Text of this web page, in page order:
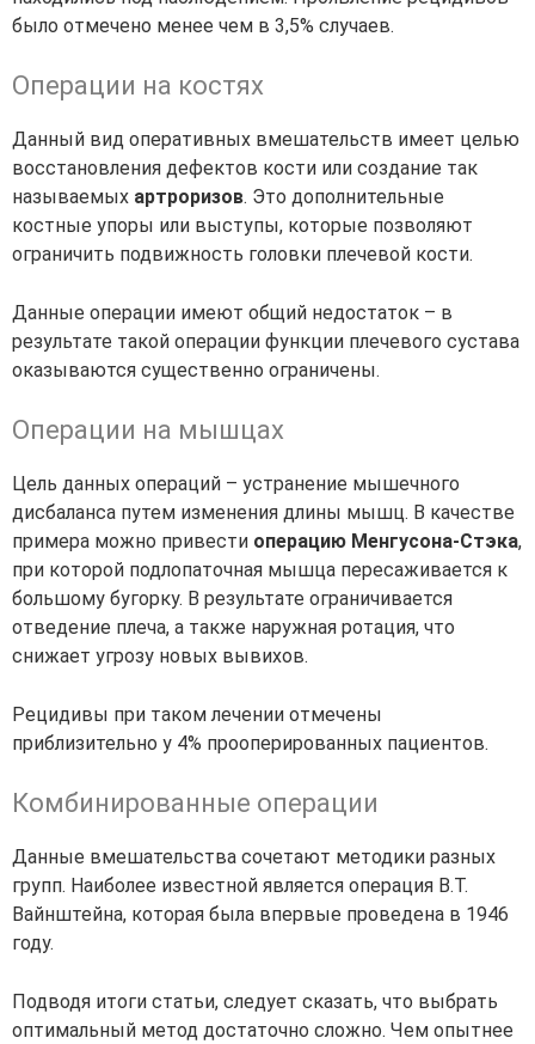
было отмечено менее чем в 3,5% случаев.
Операции на костях
Данный вид оперативных вмешательств имеет целью
восстановления дефектов кости или создание так
называемых артроризов. Это дополнительные
костные упоры или выступы, которые позволяют
ограничить подвижность головки плечевой кости.
Данные операции имеют общий недостаток – в
результате такой операции функции плечевого сустава
оказываются существенно ограничены.
Операции на мышцах
Цель данных операций – устранение мышечного
дисбаланса путем изменения длины мышц. В качестве
примера можно привести операцию Менгусона-Стэка,
при которой подлопаточная мышца пересаживается к
большому бугорку. В результате ограничивается
отведение плеча, а также наружная ротация, что
снижает угрозу новых вывихов.
Рецидивы при таком лечении отмечены
приблизительно у 4% прооперированных пациентов.
Комбинированные операции
Данные вмешательства сочетают методики разных
групп. Наиболее известной является операция В.Т.
Вайнштейна, которая была впервые проведена в 1946
году.
Подводя итоги статьи, следует сказать, что выбрать
оптимальный метод достаточно сложно. Чем опытнее